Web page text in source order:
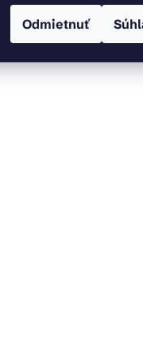
Odmietnuť